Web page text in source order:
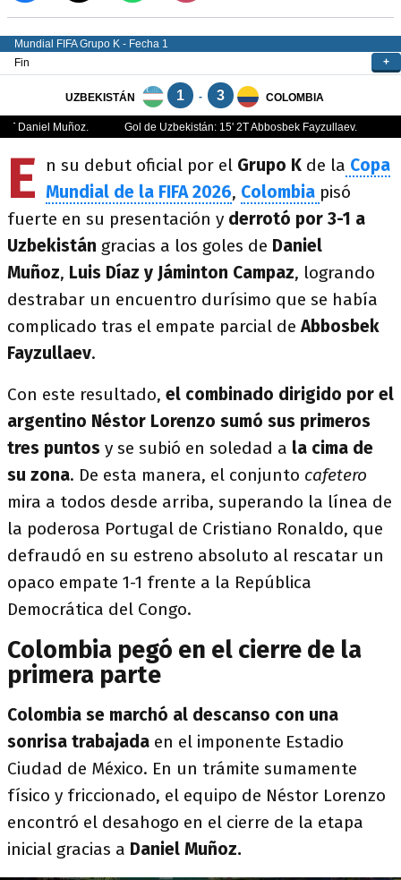
E n su debut oficial por el Grupo K de la Copa
Mundial de la FIFA 2026, Colombia pisó
fuerte en su presentación y derrotó por 3-1 a
Uzbekistán gracias a los goles de Daniel
Muñoz, Luis Díaz y Jáminton Campaz, logrando
destrabar un encuentro durísimo que se había
complicado tras el empate parcial deAbbosbek
Fayzullaev.
Con este resultado, el combinado dirigido por el
argentino Néstor Lorenzo sumó sus primeros
tres puntos y se subió en soledad a la cima de
su zona. De esta manera, el conjunto cafetero
mira a todos desde arriba, superando la línea de
la poderosa Portugal de Cristiano Ronaldo, que
defraudó en su estreno absoluto al rescatar un
opaco empate 1-1 frente a la República
Democrática del Congo.
Colombia pegó en el cierre de la
primera parte
Colombia se marchó al descanso con una
sonrisa trabajada en el imponente Estadio
Ciudad de México. En un trámite sumamente
físico y friccionado, el equipo de Néstor Lorenzo
encontró el desahogo en el cierre de la etapa
inicial gracias a Daniel Muñoz.